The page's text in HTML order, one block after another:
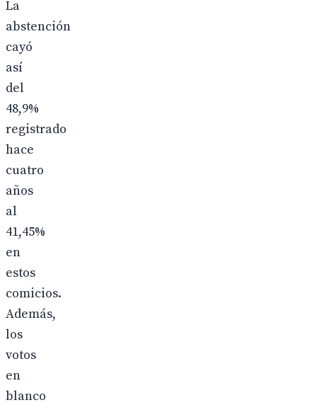
La
abstención
cayó
así
del
48,9%
registrado
hace
cuatro
años
al
41,45%
en
estos
comicios.
Además,
los
votos
en
blanco